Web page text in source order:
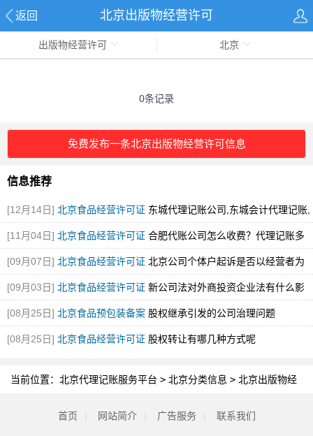
返回 北京出版物经营许可
出版物经营许可 北京
0条记录
免费发布一条北京出版物经营许可信息
信息推荐
[12月14日] 北京食品经营许可证 东城代理记账公司,东城会计代理记账,
东城财税代理记账公司
[11月04日] 北京食品经营许可证 合肥代账公司怎么收费？代理记账多
少钱一年？[图]
[09月07日] 北京食品经营许可证 北京公司个体户起诉是否以经营者为
原告[图]
[09月03日] 北京食品经营许可证 新公司法对外商投资企业法有什么影
响[08月25日] 北京食品预包装备案 股权继承引发的公司治理问题
[08月25日] 北京食品经营许可证 股权转让有哪几种方式呢
当前位置： 北京代理记账服务平台 > 北京分类信息 > 北京出版物经
首页 网站简介 广告服务 联系我们